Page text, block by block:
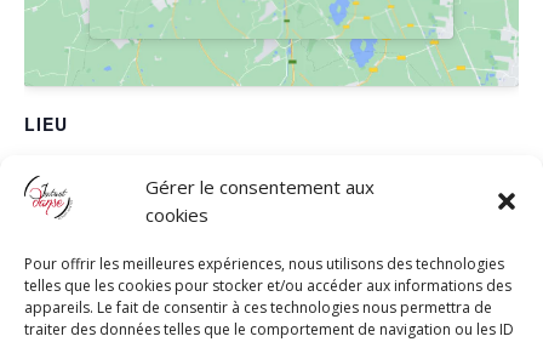
Gérer le consentement aux
cookies
Pour offrir les meilleures expériences, nous utilisons des technologies
telles que les cookies pour stocker et/ou accéder aux informations des
appareils. Le fait de consentir à ces technologies nous permettra de
traiter des données telles que le comportement de navigation ou les ID
LIEU
1120 Route de Gémenos
Téléphone
0608918050